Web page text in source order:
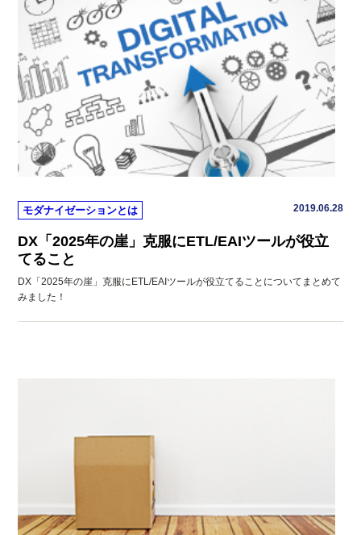
モダナイゼーションとは 2019.06.28
DX「2025年の崖」克服にETL/EAIツールが役立
てること
DX「2025年の崖」克服にETL/EAIツールが役立てることについてまとめて
みました！